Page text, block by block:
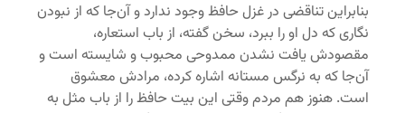
بنابراین تناقضی در غزل حافظ وجود ندارد و آن‌جا که از نبودن
نگاری که دل او را ببرد، سخن گفته، از باب استعاره،
مقصودش یافت نشدن ممدوحی محبوب و شایسته است و
آن‌جا که به نرگس مستانه اشاره کرده، مرادش معشوق
است. هنوز هم مردم وقتی این بیت حافظ را از باب مثل به